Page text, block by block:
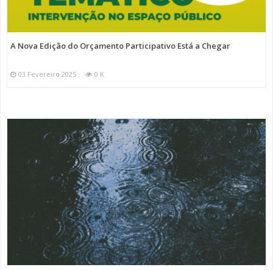
A Nova Edição do Orçamento Participativo Está a Chegar
03 Fevereiro 2025 0 K